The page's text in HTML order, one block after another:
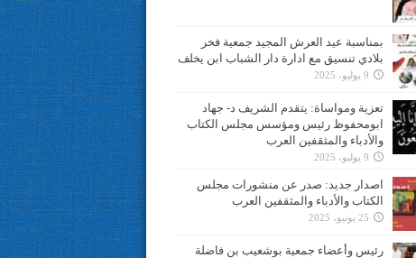
بمناسبة عيد العرش المجيد جمعية فخر
بلادي تنسيق مع ادارة دار الشباب ابن يخلف
9 يوليو، 2025
تعزية ومواساة: يتقدم الشريف د- جهاد
ابومحفوظ رئيس ومؤسس مجلس الكتاب
والأدباء والمثقفين العرب
9 يوليو، 2025
اصدار جديد: صدر عن منشورات مجلس
الكتاب والأدباء والمثقفين العرب
25 يونيو، 2025
رئيس وأعضاء جمعية بوشعيب بن فاضلة